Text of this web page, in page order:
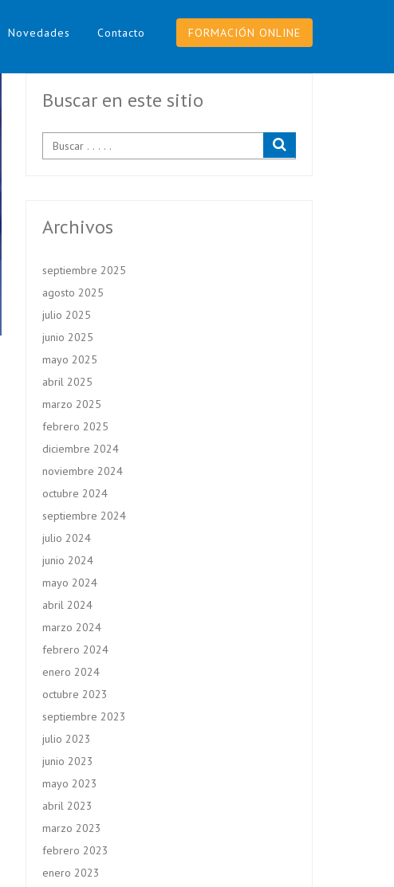
Novedades Contacto FORMACIÓN ONLINE
Buscar en este sitio
Archivos
septiembre 2025
agosto 2025
julio 2025
junio 2025
mayo 2025
abril 2025
marzo 2025
febrero 2025
diciembre 2024
noviembre 2024
octubre 2024
septiembre 2024
julio 2024
junio 2024
mayo 2024
abril 2024
marzo 2024
febrero 2024
enero 2024
octubre 2023
septiembre 2023
julio 2023
junio 2023
mayo 2023
abril 2023
marzo 2023
febrero 2023
enero 2023